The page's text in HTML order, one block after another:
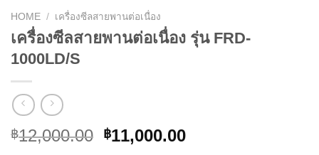
HOME / เครื่องซีลสายพานต่อเนื่อง
เครื่องซีลสายพานต่อเนื่อง รุ่น FRD-
1000LD/S
฿12,000.00 ฿11,000.00